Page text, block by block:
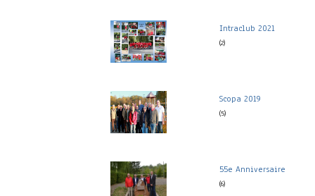
Intraclub 2021
(2)
Scopa 2019
(5)
55e Anniversaire
(6)